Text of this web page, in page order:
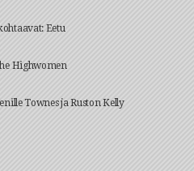
Eetu
Highwomen
Townes ja Ruston Kelly